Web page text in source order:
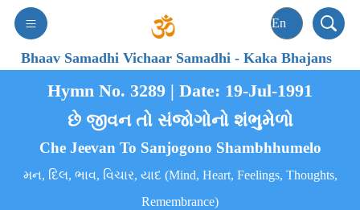
Bhaav Samadhi Vichaar Samadhi-Kaka Bhajans
Hymn No. 3289 | Date: 19-Jul-1991
છે જીવન તો સંજોગોનો શંભુમેળો
Che Jeevan To Sanjogono Shambhhumelo
મન, દિલ, ભાવ, વિચાર, યાદ (Mind, Heart, Feelings, Thoughts,
Remembrance)